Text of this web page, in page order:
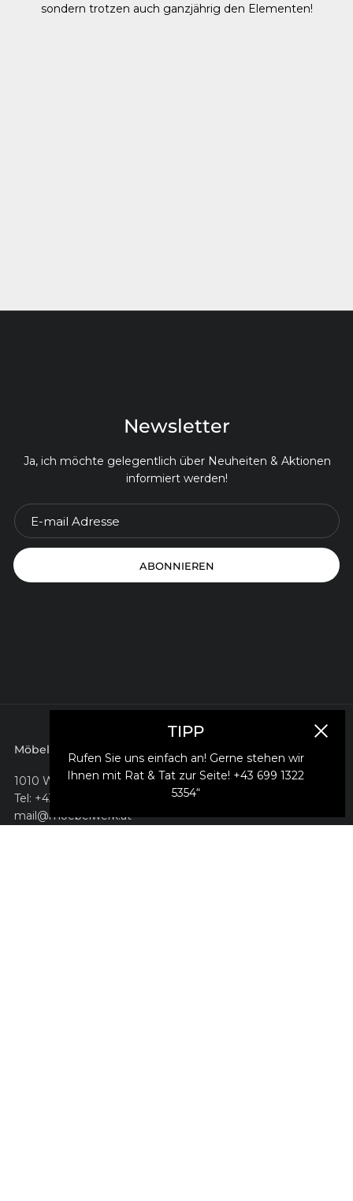
sondern trotzen auch ganzjährig den Elementen!
Newsletter
Ja, ich möchte gelegentlich über Neuheiten & Aktionen
informiert werden!
ABONNIEREN
Möbelwerk e.U.
1010 Wien, Salztorgasse 2
Tel: +43 699 1322 5354
mail@moebelwerk.at
TIPP
Rufen Sie uns einfach an! Gerne stehen wir
Ihnen mit Rat & Tat zur Seite! +43 699 1322
5354“